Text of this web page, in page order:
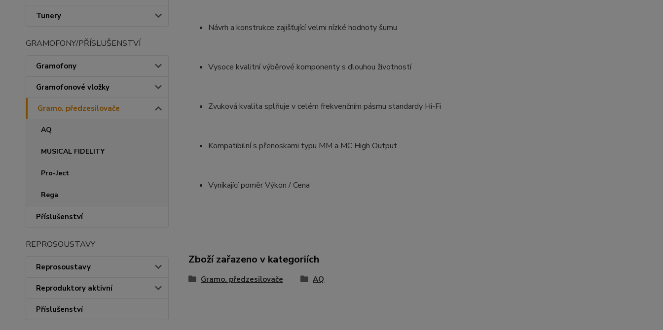
Tunery
GRAMOFONY/PŘÍSLUŠENSTVÍ
Gramofony
Gramofonové vložky
Gramo. předzesilovače
AQ
MUSICAL FIDELITY
Pro-Ject
Rega
Příslušenství
REPROSOUSTAVY
Reprosoustavy
Reproduktory aktivní
Příslušenství
Návrh a konstrukce zajišťující velmi nízké hodnoty šumu
Vysoce kvalitní výběrové komponenty s dlouhou životností
Zvuková kvalita splňuje v celém frekvenčním pásmu standardy Hi-Fi
Kompatibilní s přenoskami typu MM a MC High Output
Vynikající poměr Výkon / Cena
Zboží zařazeno v kategoriích
Gramo. předzesilovače AQ